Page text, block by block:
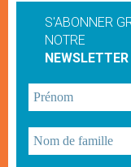
S'ABONNER
NOTRE